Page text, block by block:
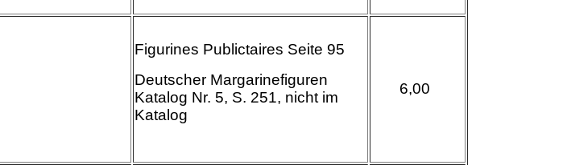
Figurines Publictaires Seite 95
Deutscher Margarinefiguren
Katalog Nr. 5, S. 251, nicht im
Katalog
6,00